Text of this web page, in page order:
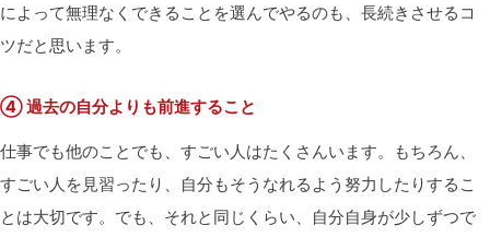
によって無理なくできることを選んでやるのも、長続きさせるコ
ツだと思います。
④ 過去の自分よりも前進すること
仕事でも他のことでも、すごい人はたくさんいます。もちろん、
すごい人を見習ったり、自分もそうなれるよう努力したりするこ
とは大切です。でも、それと同じくらい、自分自身が少しずつで